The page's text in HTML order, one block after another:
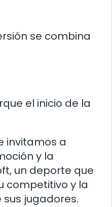
se combina
el inicio de la
invitamos a
y la
un deporte que
competitivo y la
jugadores.